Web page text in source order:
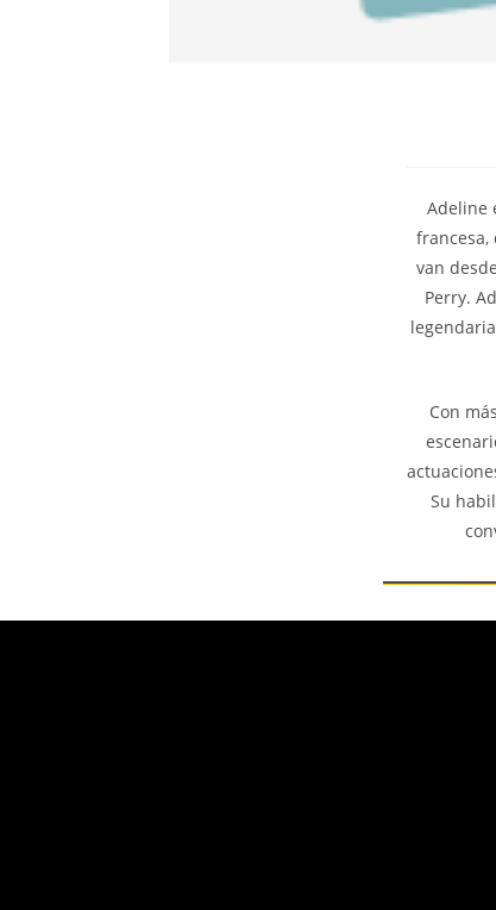
Adeline
francesa,
van
Perry.
Con
Su